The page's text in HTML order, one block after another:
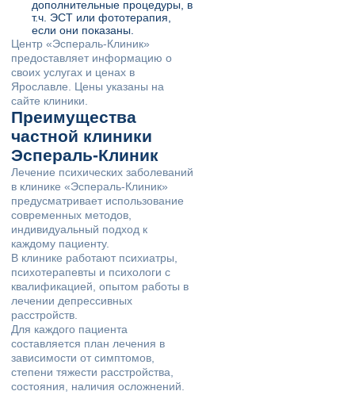
дополнительные процедуры, в
т.ч. ЭСТ или фототерапия,
если они показаны.
Центр «Эспераль-Клиник»
предоставляет информацию о
своих услугах и ценах в
Ярославле. Цены указаны на
сайте клиники.
Преимущества
частной клиники
Эспераль-Клиник
Лечение психических заболеваний
в клинике «Эспераль-Клиник»
предусматривает использование
современных методов,
индивидуальный подход к
каждому пациенту.
В клинике работают психиатры,
психотерапевты и психологи с
квалификацией, опытом работы в
лечении депрессивных
расстройств.
Для каждого пациента
составляется план лечения в
зависимости от симптомов,
степени тяжести расстройства,
состояния, наличия осложнений.